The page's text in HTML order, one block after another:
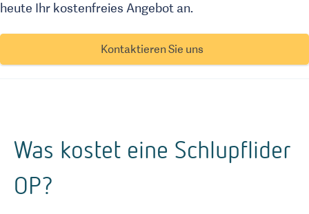
heute Ihr kostenfreies Angebot an.
Kontaktieren Sie uns
Was kostet eine Schlupflider
OP?